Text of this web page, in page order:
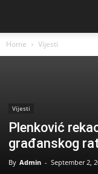
Home Vijesti
Vijesti
Plenković
građanskog
By Admin - September 2,